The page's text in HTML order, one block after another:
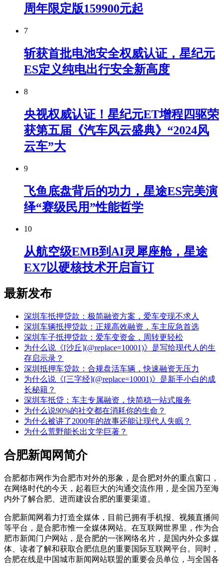
周年限定版159900元起
7
斩获首批电池安全权威认证，星纪元
ES定义纯电出行安全新高度
8
央视权威认证！星纪元ET增程四驱荣
获第五届《汽车风云盛典》“2024风
云车”大
9
飞鱼底盘背后的功力，星途ES完美演
绎“赛级民用”性能哲学
10
从航空级EMB到AI灵犀座舱，星途
EX7以硬核技术开启盲订
最新发布
深圳车抵押贷款：极简融资方案，爱车变现不求人
深圳车辆抵押贷款：正规高效融资，车主应急首选
深圳车子抵押贷款：爱车变资金，周转更轻松
为什么说《[沙丘](@replace=10001)》是写给现代人的生
存启示录？
深圳抵押车贷款：合规盘活车辆，快速融资无压力
为什么说《[三字经](@replace=10001)》是新手小白的成
长秘籍？
深圳车抵贷：车主专属融资，快简稳一站式服务
为什么说90%的社交都在消耗你的生命？
为什么被讲了2000年的故事还能让现代人失眠？
为什么荒野能长出文学巨著？
合肥新闻网简介
合肥都市网作为合肥市对外的形象，是合肥对外的重点窗口，
在网络时代的今天，起着巨大的沟通交流作用，是全国乃至海
内外了解合肥、进而建设合肥的重要渠道。
合肥新闻网着力打造全媒体，目前已拥有手机报、视频直播间
等平台，是合肥市惟一全媒体网站。在互联网世界里，作为合
肥市新闻门户网站，是合肥的一张网络名片，是国内外众多媒
体、读者了解和获取合肥信息的重要国际互联网平台。同时，
合肥在线是中国城市新闻网站联盟的重要会员单位，与全国各